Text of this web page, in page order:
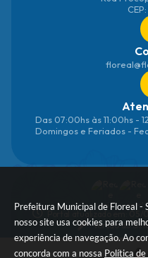
Prefeitura Municipal de Floreal -
nosso site usa cookies para
experiência de navegação. Ao
concorda com a nossa Política de
Das 07:00hs às 11:00hs -
Domingos e Feriados -
Versão do
Portal atualizado em:05/